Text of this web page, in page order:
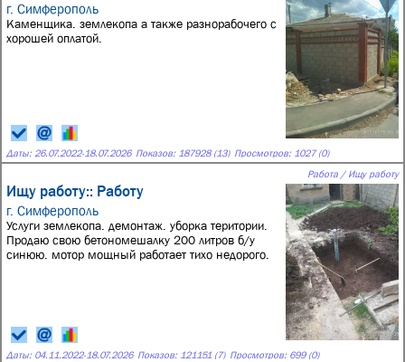
г. Симферополь
Каменщика. землекопа а также разнорабочего с
хорошей оплатой.
Даты: 26.07.2022-18.07.2026 Показов: 187928 (13) Просмотров: 1027 (0)
Работа / Ищу работу
Ищу работу:: Работу
г. Симферополь
Услуги землекопа. демонтаж. уборка територии.
Продаю свою бетономешалку 200 литров б/у
синюю. мотор мощный работает тихо недорого.
Даты: 04.11.2022-18.07.2026 Показов: 121151 (7) Просмотров: 699 (0)